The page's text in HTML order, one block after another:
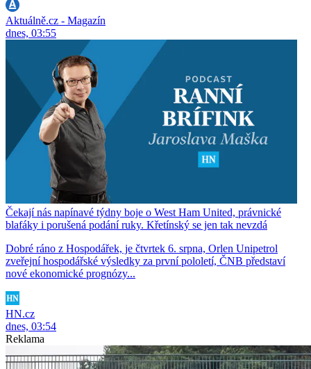
Aktuálně.cz - Magazín
dnes, 03:55
Čekají nás napínavé týdny boje o West Ham United, právnické
blafáky i porušená podání ruky. Křetínský se jen tak nevzdá
Dobré ráno z Hospodářek, je čtvrtek 6. srpna, Orlen Unipetrol
zveřejní hospodářské výsledky za první pololetí, ČNB představí
nové ekonomické prognózy...
HN.cz
dnes, 03:54
Reklama